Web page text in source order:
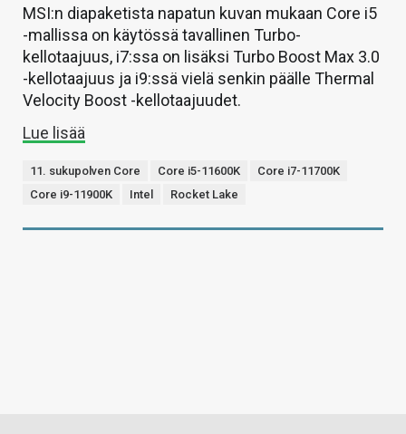
MSI:n diapaketista napatun kuvan mukaan Core i5
-mallissa on käytössä tavallinen Turbo-
kellotaajuus, i7:ssa on lisäksi Turbo Boost Max 3.0
-kellotaajuus ja i9:ssä vielä senkin päälle Thermal
Velocity Boost -kellotaajuudet.
Lue lisää
11. sukupolven Core Core i5-11600K
Core i7-11700K
Core i9-11900K
Intel Rocket Lake